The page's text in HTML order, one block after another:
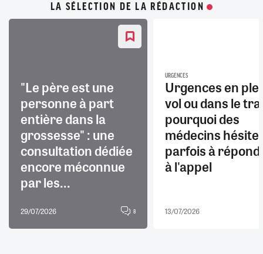
LA SÉLECTION DE LA RÉDACTION
"Le père est une
personne à part
entière dans la
grossesse" : une
consultation dédiée
encore méconnue
par les...
29/07/2026 8
URGENCES
Urgences en
vol ou dans le
pourquoi des
médecins
parfois à
à l'appel
13/07/2026